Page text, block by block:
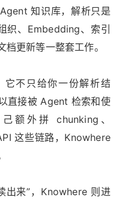
知识库，解析只是
织、Embedding、索引
更新等一整套工作。
它不只给你一份解析结
直接被 Agent 检索和使
额外拼 chunking、
这些链路，Knowhere
出来”，Knowhere 则进